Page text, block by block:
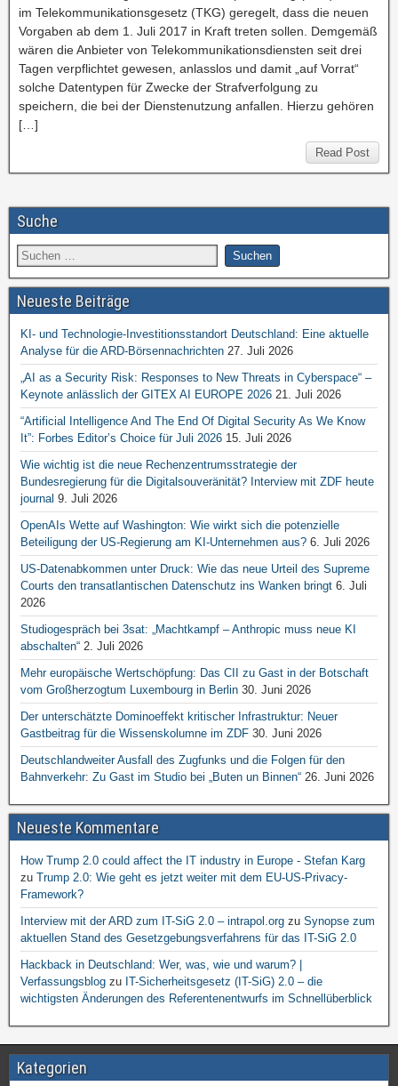
im Telekommunikationsgesetz (TKG) geregelt, dass die neuen
Vorgaben ab dem 1. Juli 2017 in Kraft treten sollen. Demgemäß
wären die Anbieter von Telekommunikationsdiensten seit drei
Tagen verpflichtet gewesen, anlasslos und damit „auf Vorrat“
solche Datentypen für Zwecke der Strafverfolgung zu
speichern, die bei der Dienstenutzung anfallen. Hierzu gehören
[…]
Read Post
Suche
Neueste Beiträge
KI- und Technologie-Investitionsstandort Deutschland: Eine aktuelle
Analyse für die ARD-Börsennachrichten 27. Juli 2026
„AI as a Security Risk: Responses to New Threats in Cyberspace“ –
Keynote anlässlich der GITEX AI EUROPE 2026 21. Juli 2026
“Artificial Intelligence And The End Of Digital Security As We Know
It”: Forbes Editor’s Choice für Juli 2026 15. Juli 2026
Wie wichtig ist die neue Rechenzentrumsstrategie der
Bundesregierung für die Digitalsouveränität? Interview mit ZDF heute
journal 9. Juli 2026
OpenAIs Wette auf Washington: Wie wirkt sich die potenzielle
Beteiligung der US-Regierung am KI-Unternehmen aus? 6. Juli 2026
US-Datenabkommen unter Druck: Wie das neue Urteil des Supreme
Courts den transatlantischen Datenschutz ins Wanken bringt 6. Juli
2026
Studiogespräch bei 3sat: „Machtkampf – Anthropic muss neue KI
abschalten“ 2. Juli 2026
Mehr europäische Wertschöpfung: Das CII zu Gast in der Botschaft
vom Großherzogtum Luxembourg in Berlin 30. Juni 2026
Der unterschätzte Dominoeffekt kritischer Infrastruktur: Neuer
Gastbeitrag für die Wissenskolumne im ZDF 30. Juni 2026
Deutschlandweiter Ausfall des Zugfunks und die Folgen für den
Bahnverkehr: Zu Gast im Studio bei „Buten un Binnen“ 26. Juni 2026
Neueste Kommentare
How Trump 2.0 could affect the IT industry in Europe - Stefan Karg
zu Trump 2.0: Wie geht es jetzt weiter mit dem EU-US-Privacy-
Framework?
Interview mit der ARD zum IT-SiG 2.0 – intrapol.org zu Synopse zum
aktuellen Stand des Gesetzgebungsverfahrens für das IT-SiG 2.0
Hackback in Deutschland: Wer, was, wie und warum? |
Verfassungsblog zu IT-Sicherheitsgesetz (IT-SiG) 2.0 – die
wichtigsten Änderungen des Referentenentwurfs im Schnellüberblick
Kategorien